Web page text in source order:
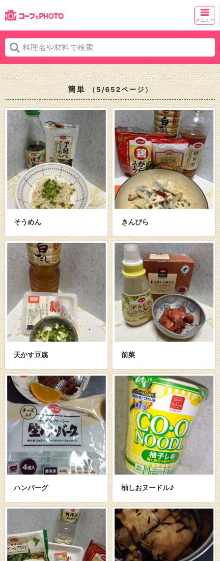
メニュー
簡単（5/652ページ）
そうめん きんぴら
天かす豆腐 前菜
ハンバーグ 柚しおヌードル♪